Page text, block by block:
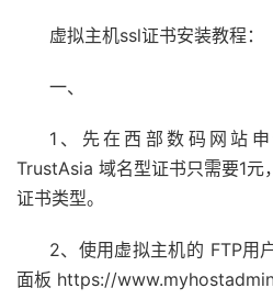
虚拟主机ssl证书安装教程：
一、
1、先在西部数码网站
TrustAsia 域名型证书只需要1元
证书类型。
2、使用 虚拟主机的 FTP用
面板 https://